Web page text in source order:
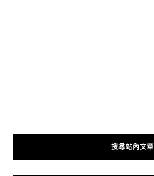
搜尋站內文章